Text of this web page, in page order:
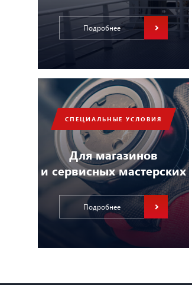
Подробнее
СПЕЦИАЛЬНЫЕ УСЛОВИЯ
Для магазинов
и сервисных мастерских
Подробнее